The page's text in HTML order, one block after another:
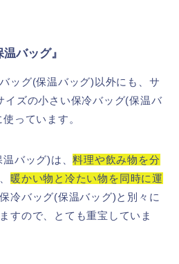
バッグ』
ッグ(保温バッグ)以外にも、サ
イズの小さい保冷バッグ(保温バ
っています。
温バッグ)は、料理や飲み物を分
暖かい物と冷たい物を同時に運
冷バッグ(保温バッグ)と別々に
すので、とても重宝していま